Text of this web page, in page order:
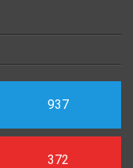
937
372